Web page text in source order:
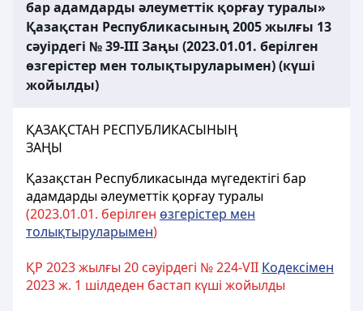
бар адамдарды әлеуметтік қорғау туралы»
Қазақстан Республикасының 2005 жылғы 13
сәуірдегі № 39-III Заңы (2023.01.01. берілген
өзгерістер мен толықтыруларымен) (күші
жойылды)
ҚАЗАҚСТАН РЕСПУБЛИКАСЫНЫҢ
ЗАҢЫ
Қазақстан Республикасында мүгедектігі бар
адамдарды әлеуметтік қорғау туралы
(2023.01.01. берілген өзгерістер мен
толықтыруларымен)
ҚР 2023 жылғы 20 сәуірдегі № 224-VII Кодексімен
2023 ж. 1 шілдеден бастап күші жойылды